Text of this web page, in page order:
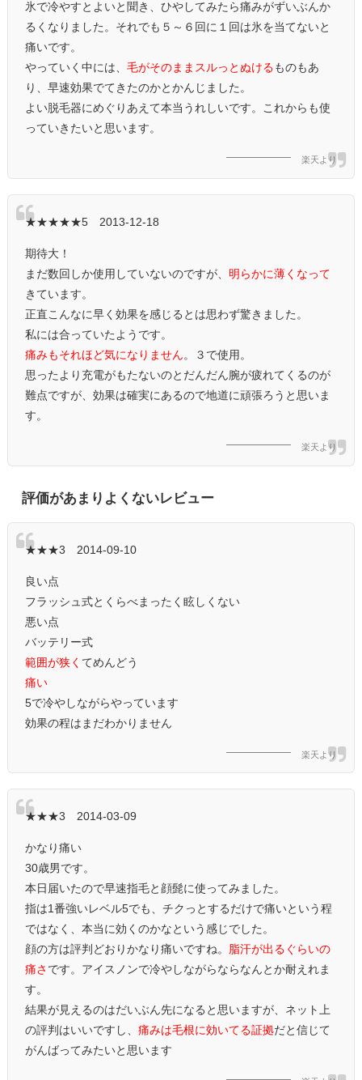
氷で冷やすとよいと聞き、ひやしてみたら痛みがずいぶんか
るくなりました。それでも５～６回に１回は氷を当てないと
痛いです。
やっていく中には、 毛がそのままスルっとぬける ものもあ
り、早速効果でてきたのかとかんじました。
よい脱毛器にめぐりあえて本当うれしいです。これからも使
っていきたいと思います。
楽天より
★★★★★5 2013-12-18
期待大！
まだ数回しか使用していないのですが、 明らかに薄くなって
きています。
正直こんなに早く効果を感じるとは思わず驚きました。
私には合っていたようです。
痛みもそれほど気になりません 。３で使用。
思ったより充電がもたないのとだんだん腕が疲れてくるのが
難点ですが、効果は確実にあるので地道に頑張ろうと思いま
す。
楽天より
評価があまりよくないレビュー
★★★3 2014-09-10
良い点
フラッシュ式とくらべまったく眩しくない
悪い点
バッテリー式
範囲が狭く てめんどう
痛い
5で冷やしながらやっています
効果の程はまだわかりません
楽天より
★★★3 2014-03-09
かなり痛い
30歳男です。
本日届いたので早速指毛と顔髭に使ってみました。
指は1番強いレベル5でも、チクっとするだけで痛いという程
ではなく、本当に効くのかなという感じでした。
顔の方は評判どおりかなり痛いですね。
脂汗が出るぐらいの
痛さ です。アイスノンで冷やしながらならなんとか耐えれま
す。
結果が見えるのはだいぶん先になると思いますが、ネット上
の評判はいいですし、 痛みは毛根に効いてる証拠だと信じて
がんばってみたいと思います